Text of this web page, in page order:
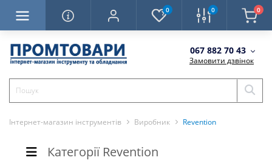
0 0 0
067 882 70 43
Замовити дзвінок
Інтернет-магазин інструментів Виробник Revention
Категорії Revention